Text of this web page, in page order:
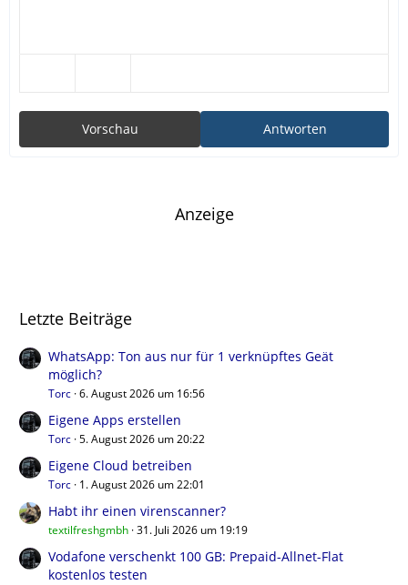
Antworten
Vorschau
Anzeige
Letzte Beiträge
WhatsApp: Ton aus nur für 1 verknüpftes Geät
möglich?
Torc 6. August 2026 um 16:56
Eigene Apps erstellen
Torc 5. August 2026 um 20:22
Eigene Cloud betreiben
Torc 1. August 2026 um 22:01
Habt ihr einen virenscanner?
textilfreshgmbh 31. Juli 2026 um 19:19
Vodafone verschenkt 100 GB: Prepaid-Allnet-Flat
kostenlos testen